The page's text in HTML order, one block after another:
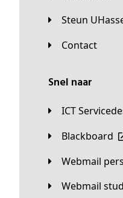
Steun
Contact
Snel naar
ICT
Blackboard
Webmail
Webmail